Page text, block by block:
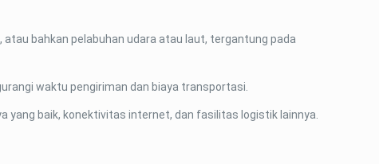
bahkan pelabuhan udara atau laut, tergantung pada
waktu pengiriman dan biaya transportasi.
yang baik, konektivitas internet, dan fasilitas logistik lainnya.